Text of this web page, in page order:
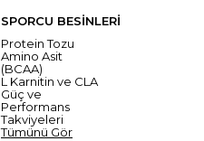
SPORCU BESİNLERİ
Protein Tozu
Amino Asit
(BCAA)
L Karnitin ve CLA
Güç ve
Performans
Takviyeleri
Tümünü Gör